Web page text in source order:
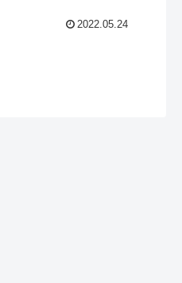
2022.05.24